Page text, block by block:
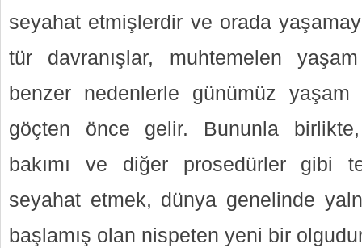
seyahat etmişlerdir ve orada
tür davranışlar, muhtemelen
benzer nedenlerle günümüz yaşam
göçten önce gelir. Bununla
bakımı ve diğer prosedürler gibi
seyahat etmek, dünya genelinde
başlamış olan nispeten yeni bir